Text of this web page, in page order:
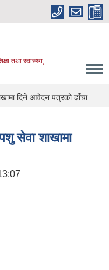
तथा स्वास्थ्य,
दिने आवेदन पत्रको ढाँचा
सेवा शाखामा